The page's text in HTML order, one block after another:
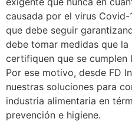
causada por el virus
que debe seguir
debe tomar medidas que
certifiquen que se cumplen
Por ese motivo, desde FD
nuestras soluciones para
industria alimentaria en
prevención e higiene.